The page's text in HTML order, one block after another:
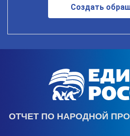
Создать
ОТЧЕТ ПО НАРОДНОЙ